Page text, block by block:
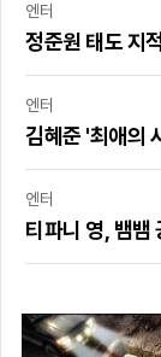
엔터
정준원 태도 지
엔터
김혜준 '최애의
엔터
티파니 영, 뱀뱀